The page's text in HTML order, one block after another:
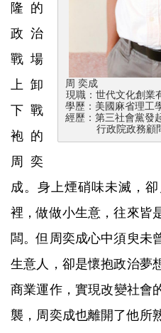
周
現職：世代文
學歷：美國麻
經歷：第三社會黨
行政院政務
隆的
政治
戰場
上卸
下戰
袍的
周奕
成。身上煙硝味未滅，
裡，做做小生意，往來皆
闆。但周奕成心中須臾未
生意人，卻是懷抱政治夢
商業運作，實現改變社會
襲，周奕成也離開了他所